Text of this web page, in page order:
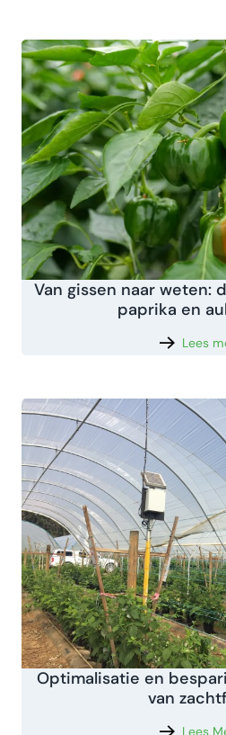
Van gissen naar weten:
paprika en
Lees
Optimalisatie en
van
Lees